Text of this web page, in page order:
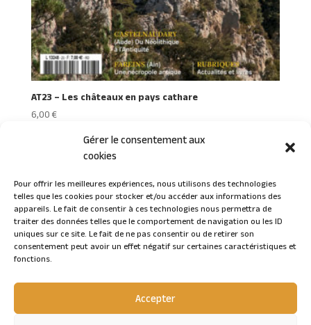
Gérer le consentement aux
cookies
Pour offrir les meilleures expériences, nous utilisons des technologies
telles que les cookies pour stocker et/ou accéder aux informations des
appareils. Le fait de consentir à ces technologies nous permettra de
traiter des données telles que le comportement de navigation ou les ID
uniques sur ce site. Le fait de ne pas consentir ou de retirer son
consentement peut avoir un effet négatif sur certaines caractéristiques et
fonctions.
Accepter
AT23 – Les châteaux en pays cathare
6,00€
Connexion